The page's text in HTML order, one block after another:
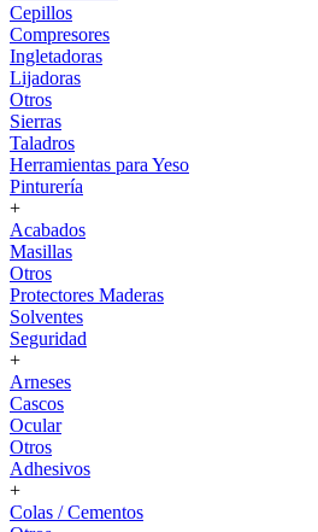
Cepillos
Compresores
Ingletadoras
Lijadoras
Otros
Sierras
Taladros
Herramientas para Yeso
Pinturería
+
Acabados
Masillas
Otros
Protectores Maderas
Solventes
Seguridad
+
Arneses
Cascos
Ocular
Otros
Adhesivos
+
Colas / Cementos